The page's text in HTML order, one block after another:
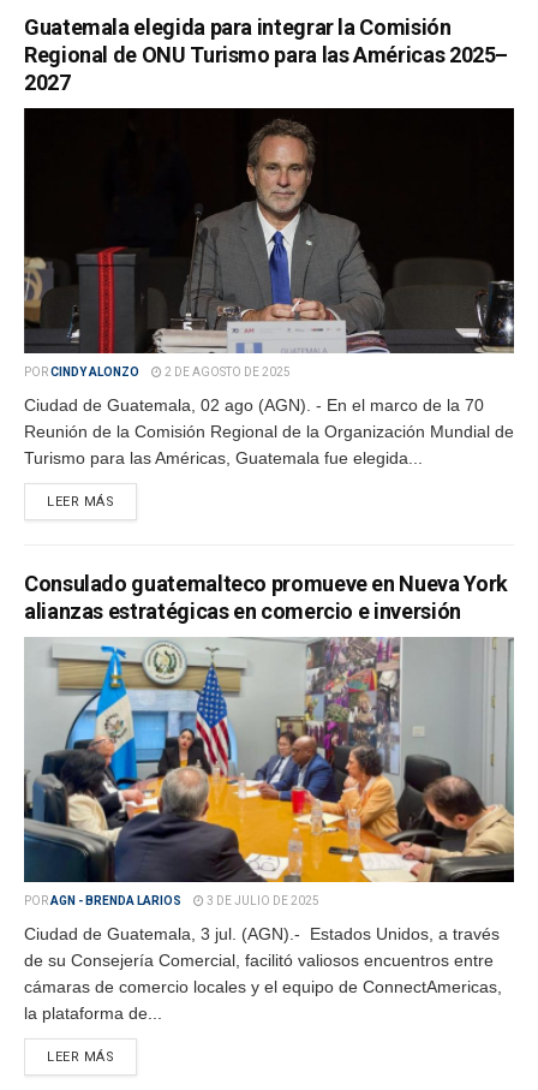
Guatemala elegida para integrar la Comisión
Regional de ONU Turismo para las Américas 2025–
2027
PORCINDY ALONZO 2 DE AGOSTO DE 2025
Ciudad de Guatemala, 02 ago (AGN). - En el marco de la 70
Reunión de la Comisión Regional de la Organización Mundial de
Turismo para las Américas, Guatemala fue elegida...
LEER MÁS
Consulado guatemalteco promueve en Nueva York
alianzas estratégicas en comercio e inversión
PORAGN - BRENDA LARIOS 3 DE JULIO DE 2025
Ciudad de Guatemala, 3 jul. (AGN).- Estados Unidos, a través
de su Consejería Comercial, facilitó valiosos encuentros entre
cámaras de comercio locales y el equipo de ConnectAmericas,
la plataforma de...
LEER MÁS